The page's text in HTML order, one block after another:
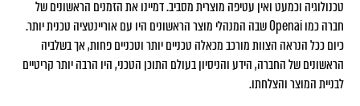
טכנולוגיה וכמעט ואין עטיפה מוצרית מסביב. דמיינו את הזמנים הראשונים של
חברה כמו Openai שבה המנהלי מוצר הראשונים היו עם אוריינטציה טכנית יותר.
כיום ככל הנראה הצוות מורכב מכאלה טכניים יותר וטכניים פחות, אך בשלביה
הראשונים של החברה, הידע והניסיון בעולם התוכן הטכני, היו הרבה יותר קריטיים
לבניית המוצר והצלחתו.